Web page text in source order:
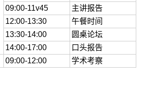
09:00-11v45
主讲报告
12:00-13:30
午餐时间
13:30-14:00
圆桌论坛
14:00-17:00
口头报告
09:00-12:00 学术考察